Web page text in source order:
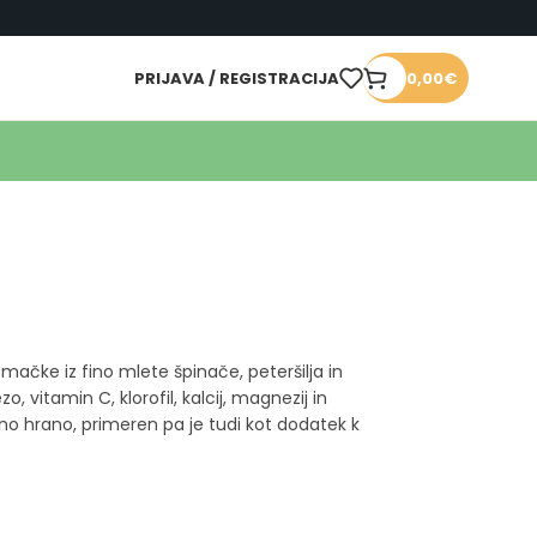
PRIJAVA / REGISTRACIJA 0,00€
iz fino mlete špinače, peteršilja in
vitamin C, klorofil, kalcij, magnezij in
hrano, primeren pa je tudi kot dodatek k